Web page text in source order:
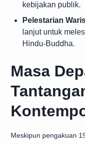
kebijakan publik.
Pelestarian
lanjut untuk
Hindu-Buddha.
Masa
Meskipun pengakuan